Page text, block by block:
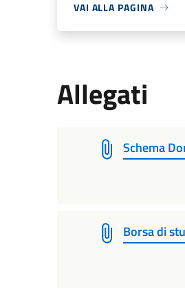
VAI ALLA PAGINA
Allegati
Schema
Borsa di